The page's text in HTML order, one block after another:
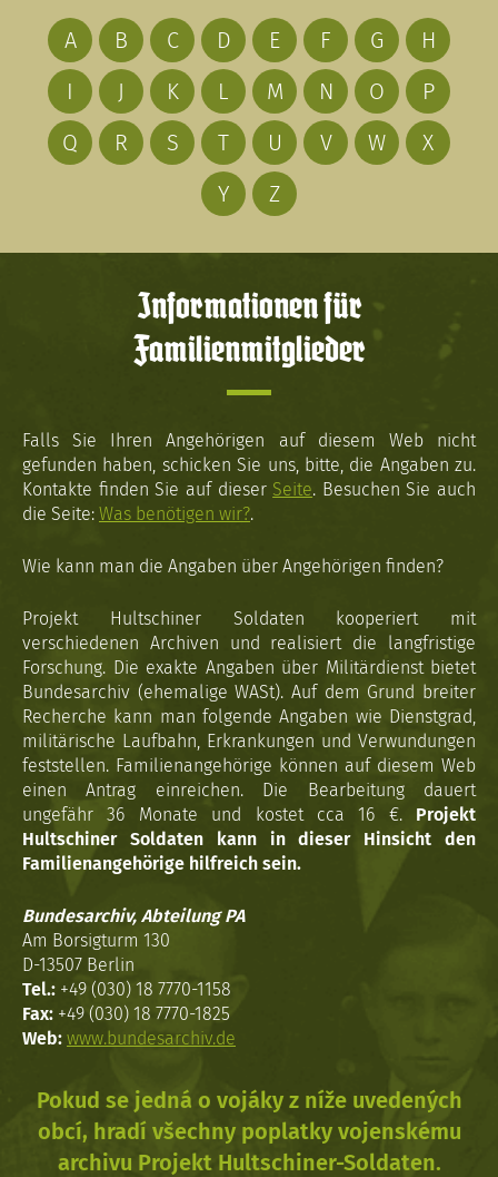
A B C D E F G
H
I
J K L M N O
P
Q
R S T U V W
X
Y
Z
Informationen für
Familienmitglieder
Falls Sie Ihren Angehörigen auf diesem Web nicht
gefunden haben, schicken Sie uns, bitte, die Angaben zu.
Kontakte finden Sie auf dieser Seite. Besuchen Sie auch
die Seite: Was benötigen wir?.
Wie kann man die Angaben über Angehörigen finden?
Projekt Hultschiner Soldaten kooperiert mit
verschiedenen Archiven und realisiert die langfristige
Forschung. Die exakte Angaben über Militärdienst bietet
Bundesarchiv (ehemalige WASt). Auf dem Grund breiter
Recherche kann man folgende Angaben wie Dienstgrad,
militärische Laufbahn, Erkrankungen und Verwundungen
feststellen. Familienangehörige können auf diesem Web
einen Antrag einreichen. Die Bearbeitung dauert
ungefähr 36 Monate und kostet cca 16 €. Projekt
Hultschiner Soldaten kann in dieser Hinsicht den
Familienangehörige hilfreich sein.
Bundesarchiv, Abteilung PA
Am Borsigturm 130
D-13507 Berlin
Tel.: +49 (030) 18 7770-1158
Fax: +49 (030) 18 7770-1825
Web: www.bundesarchiv.de
Pokud se jedná o vojáky z níže uvedených
obcí, hradí všechny poplatky vojenskému
archivu Projekt Hultschiner-Soldaten.